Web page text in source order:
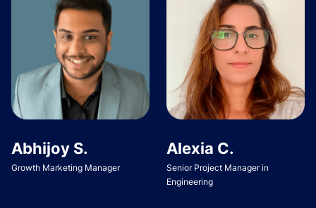
Abhijoy S.
Growth Marketing Manager
Alexia C.
Senior Project Manager in
Engineering